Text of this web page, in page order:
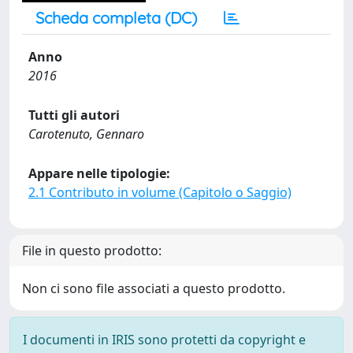
Scheda completa (DC)
Anno
2016
Tutti gli autori
Carotenuto, Gennaro
Appare nelle tipologie:
2.1 Contributo in volume (Capitolo o Saggio)
File in questo prodotto:
Non ci sono file associati a questo prodotto.
I documenti in IRIS sono protetti da copyright e